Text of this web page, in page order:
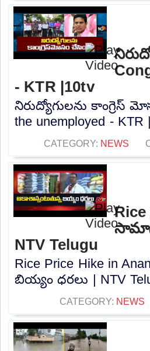
- KTR |10tv
నిరుద్యోగులను కాంగ్రెస్
the unemployed - KTR
CATEGORY: NEWS
NTV Telugu
Rice Price Hike in
బియ్యం ధరలు | NTV
CATEGORY: NEWS